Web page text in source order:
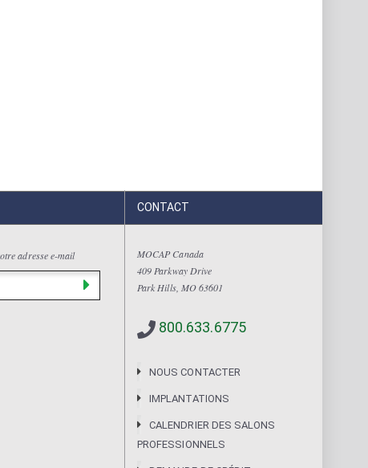
adresse e-mail
CONTACT
MOCAP Canada
409 Parkway Drive
Park Hills, MO 63601
800.633.6775
NOUS CONTACTER
IMPLANTATIONS
CALENDRIER DES SALONS
PROFESSIONNELS